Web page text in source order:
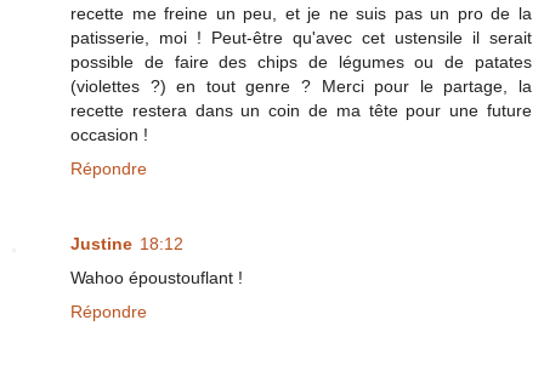
recette me freine un peu, et je ne suis pas un pro de la
patisserie, moi ! Peut-être qu'avec cet ustensile il serait
possible de faire des chips de légumes ou de patates
(violettes ?) en tout genre ? Merci pour le partage, la
recette restera dans un coin de ma tête pour une future
occasion !
Répondre
Justine 18:12
Wahoo époustouflant !
Répondre